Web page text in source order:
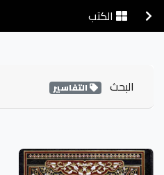
الكتب
البحث التفاسير